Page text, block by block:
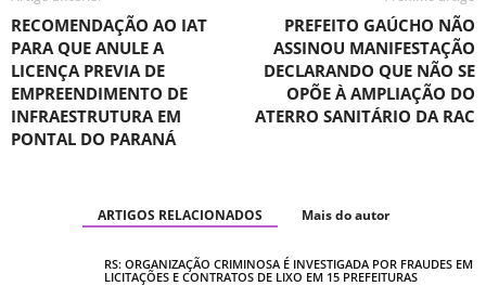
RECOMENDAÇÃO AO IAT
PARA QUE ANULE A
LICENÇA PREVIA DE
EMPREENDIMENTO DE
INFRAESTRUTURA EM
PONTAL DO PARANÁ
PREFEITO GAÚCHO NÃO
ASSINOU MANIFESTAÇÃO
DECLARANDO QUE NÃO SE
OPÕE À AMPLIAÇÃO DO
ATERRO SANITÁRIO DA RAC
ARTIGOS RELACIONADOS Mais do autor
RS: ORGANIZAÇÃO CRIMINOSA É INVESTIGADA POR FRAUDES EM
LICITAÇÕES E CONTRATOS DE LIXO EM 15 PREFEITURAS